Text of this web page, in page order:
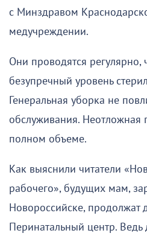
с Минздравом
медучреждении.
Они проводятся регулярно,
безупречный уровень
Генеральная уборка не
обслуживания. Неотложная
полном объеме.
Как выяснили читатели
рабочего», будущих мам,
Новороссийске, продолжат
Перинатальный центр. Ведь